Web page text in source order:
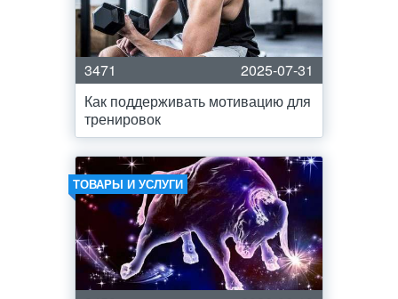
3471
2025-07-31
Как поддерживать мотивацию для
тренировок
ТОВАРЫ И УСЛУГИ